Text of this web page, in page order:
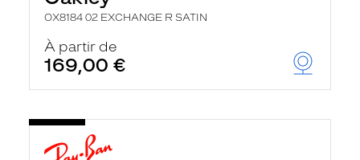
OX8184 02 EXCHANGE R SATIN
À partir de
169,00 €